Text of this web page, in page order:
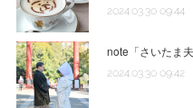
2024.03.30 09:44
note「さいたま
2024.03.30 09:42